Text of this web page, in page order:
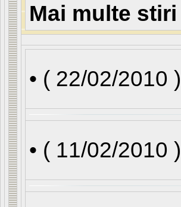
Mai multe
• ( 22/02/2010 )
• ( 11/02/2010 )